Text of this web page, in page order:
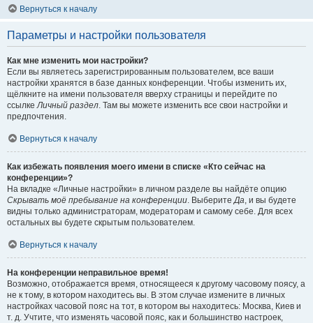
Вернуться к началу
Параметры и настройки пользователя
Как мне изменить мои настройки?
Если вы являетесь зарегистрированным пользователем, все ваши
настройки хранятся в базе данных конференции. Чтобы изменить их,
щёлкните на имени пользователя вверху страницы и перейдите по
ссылкеЛичный раздел. Там вы можете изменить все свои настройки и
предпочтения.
Вернуться к началу
Как избежать появления моего имени в списке «Кто сейчас на
конференции»?
На вкладке «Личные настройки» в личном разделе вы найдёте опцию
Скрывать моё пребывание на конференции. ВыберитеДа, и вы будете
видны только администраторам, модераторам и самому себе. Для всех
остальных вы будете скрытым пользователем.
Вернуться к началу
На конференции неправильное время!
Возможно, отображается время, относящееся к другому часовому поясу, а
не к тому, в котором находитесь вы. В этом случае измените в личных
настройках часовой пояс на тот, в котором вы находитесь: Москва, Киев и
т. д. Учтите, что изменять часовой пояс, как и большинство настроек,